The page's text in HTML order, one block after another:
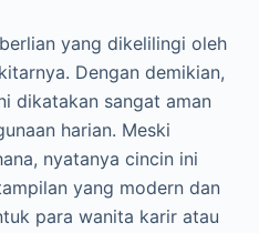
yang dikelilingi oleh
Dengan demikian,
dikatakan sangat aman
harian. Meski
nyatanya cincin ini
yang modern dan
para wanita karir atau